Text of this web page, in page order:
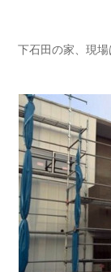
下石田の家、現場